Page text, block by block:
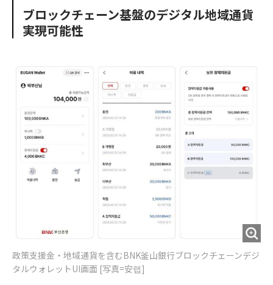
ブロックチェーン基盤のデジタル地域通貨
実現可能性
政策支援金・地域通貨を含むBNK釜山銀行ブロックチェーンデジ
タルウォレットUI画面 [写真=安랩]